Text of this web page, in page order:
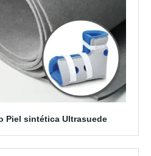
Piel sintética Ultrasuede